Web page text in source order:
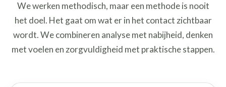
We werken methodisch, maar een methode is nooit
het doel. Het gaat om wat er in het contact zichtbaar
wordt. We combineren analyse met nabijheid, denken
met voelen en zorgvuldigheid met praktische stappen.